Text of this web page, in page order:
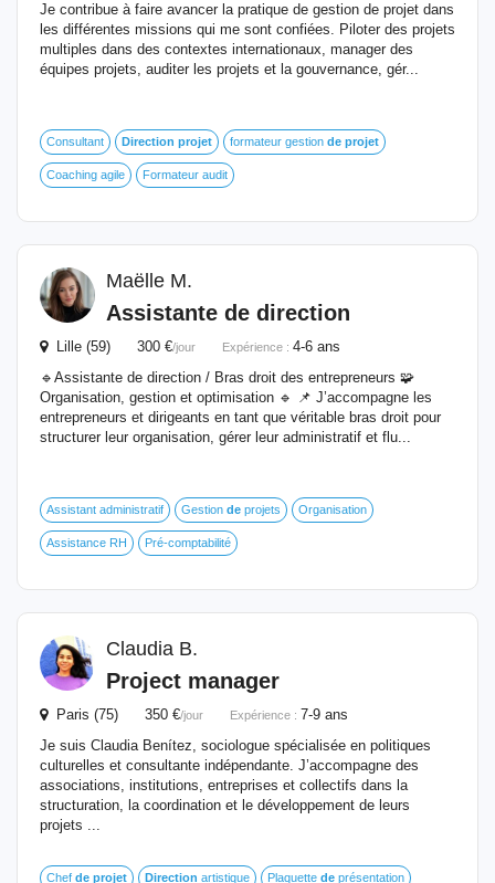
Je contribue à faire avancer la pratique de gestion de projet dans
les différentes missions qui me sont confiées. Piloter des projets
multiples dans des contextes internationaux, manager des
équipes projets, auditer les projets et la gouvernance, gér...
Consultant Direction projet formateur gestion de projet
Coaching agile Formateur audit
Maëlle M.
Assistante de direction
Lille (59) 300 €/jour Expérience : 4-6 ans
🔹Assistante de direction / Bras droit des entrepreneurs 🧩
Organisation, gestion et optimisation 🔹 📌 J’accompagne les
entrepreneurs et dirigeants en tant que véritable bras droit pour
structurer leur organisation, gérer leur administratif et flu...
Assistant administratif Gestion de projets Organisation
Assistance RH Pré-comptabilité
Claudia B.
Project manager
Paris (75) 350 €/jour Expérience : 7-9 ans
Je suis Claudia Benítez, sociologue spécialisée en politiques
culturelles et consultante indépendante. J’accompagne des
associations, institutions, entreprises et collectifs dans la
structuration, la coordination et le développement de leurs
projets ...
Chef de projet Direction artistique Plaquette de présentation